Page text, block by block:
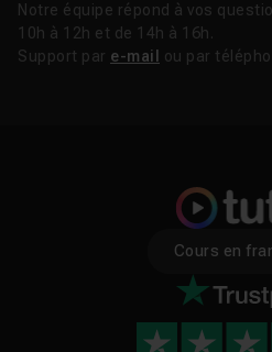
Notre équipe répond à vos
10h à 12h et de 14h à 16h.
Support par e-mail ou par
Cours en